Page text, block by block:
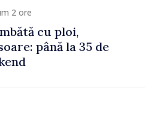
2 ore
cu ploi,
până la 35 de